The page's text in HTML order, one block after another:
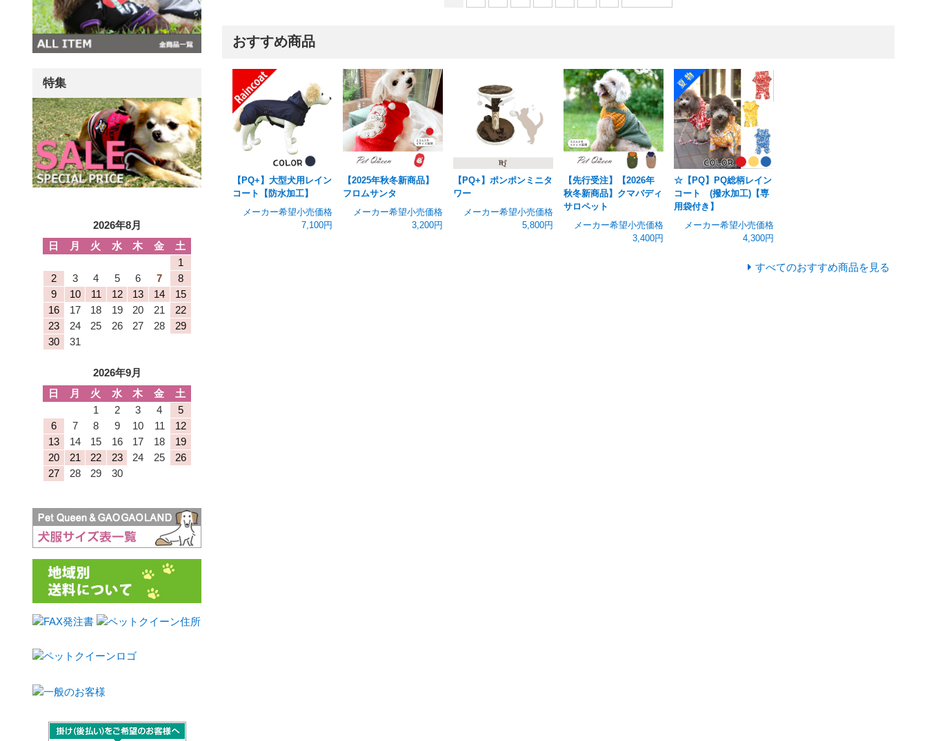
おすすめ商品
【PQ+】大型犬用レイン
コート【防水加工】
メーカー希望小売価格
7,100円
【2025年秋冬新商品】
フロムサンタ
メーカー希望小売価格
3,200円
【PQ+】ポンポンミニタ
ワー
メーカー希望小売価格
5,800円
【先行受注】【2026年
秋冬新商品】クマバディ
サロペット
メーカー希望小売価格
3,400円
☆【PQ】PQ総柄レイン
コート (撥水加工)【専
用袋付き】
メーカー希望小売価格
4,300円
すべてのおすすめ商品を見る
特集
2026年8月
日
月 火 水 木 金
土
1
2
3 4 5 6 7
8
9
10 11 12 13 14
15
16
17 18 19 20 21
22
23
24 25 26 27 28
29
30
31
2026年9月
日
月 火 水 木 金
土
1
2 3 4
5
6
7 8 9 10 11
12
13
14 15 16 17 18
19
20
21 22 23 24 25
26
27
28 29 30